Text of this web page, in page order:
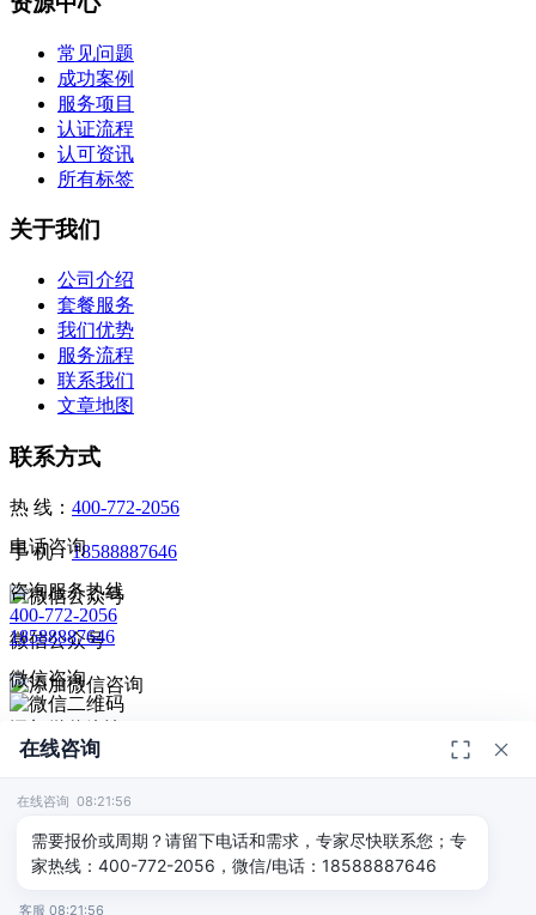
常见问题
成功案例
服务项目
认证流程
认可资讯
所有标签
关于我们
公司介绍
套餐服务
我们优势
服务流程
联系我们
文章地图
联系方式
热 线： 400-772-2056
手 机：18588887646
微信公众号
© 2026深圳市德恺检测有限公司版权所有 -宣传册|粤ICP备
2025393459号-1
电话咨询
咨询服务热线
400-772-2056
18588887646
微信咨询
扫码添加微信咨询
给我回电
在线咨询
在线咨询 08:21:56
需要报价或周期？请留下电话和需求，专家尽快联系您；专
家热线：400-772-2056，微信/电话：18588887646
客服 08:21:56